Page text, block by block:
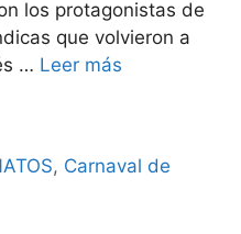
los protagonistas de
que volvieron a
… Leer más
, Carnaval de